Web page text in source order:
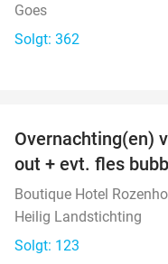
Goes
Solgt: 362
Overnachting(en)
out + evt. fles
Boutique Hotel
Heilig Landstichting
Solgt: 123